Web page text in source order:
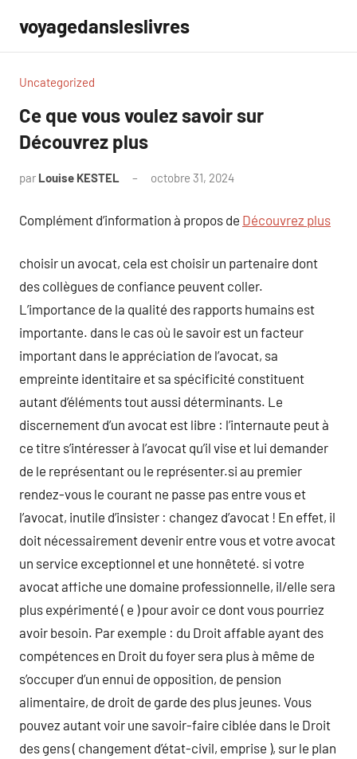
contenu
voyagedansleslivres
Uncategorized
Ce que vous voulez savoir sur
Découvrez plus
par Louise KESTEL octobre 31, 2024
Complément d’information à propos de Découvrez plus
choisir un avocat, cela est choisir un partenaire dont
des collègues de confiance peuvent coller.
L’importance de la qualité des rapports humains est
importante. dans le cas où le savoir est un facteur
important dans le appréciation de l’avocat, sa
empreinte identitaire et sa spécificité constituent
autant d’éléments tout aussi déterminants. Le
discernement d’un avocat est libre : l’internaute peut à
ce titre s’intéresser à l’avocat qu’il vise et lui demander
de le représentant ou le représenter.si au premier
rendez-vous le courant ne passe pas entre vous et
l’avocat, inutile d’insister : changez d’avocat ! En effet, il
doit nécessairement devenir entre vous et votre avocat
un service exceptionnel et une honnêteté. si votre
avocat affiche une domaine professionnelle, il/elle sera
plus expérimenté ( e ) pour avoir ce dont vous pourriez
avoir besoin. Par exemple : du Droit affable ayant des
compétences en Droit du foyer sera plus à même de
s’occuper d’un ennui de opposition, de pension
alimentaire, de droit de garde des plus jeunes. Vous
pouvez autant voir une savoir-faire ciblée dans le Droit
des gens ( changement d’état-civil, emprise ), sur le plan